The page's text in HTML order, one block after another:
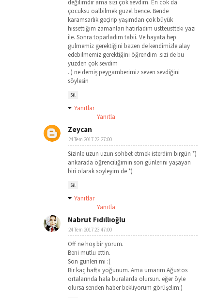
değilimdir ama sizi çok sevdim. En cok da
çocuksu oalbilmek guzel bence. Bende
karamsarlık geçirip yaşımdan çok büyük
hissettiğim zamanları hatırladım ustteüstteki yazı
ile. Sonra toparladım tabii. Ve hayata hep
gulmemiz gerektiğini bazen de kendimizle alay
edebilmemiz gerektiğini öğrendim .sizi de bu
yüzden çok sevdim
..) ne demiş peygamberimiz seven sevdiğini
söylesin
Sil
Yanıtlar
Yanıtla
Zeycan
24 Tem 2017 22:27:00
Sizinle uzun uzun sohbet etmek isterdim birgün *)
ankarada öğrenciliğimin son günlerini yaşayan
biri olarak soyleyim de *)
Sil
Yanıtlar
Yanıtla
Nabrut Fıdıllıoğlu
24 Tem 2017 23:47:00
Off ne hoş bir yorum.
Beni mutlu ettin.
Son günleri mi :(
Bir kaç hafta yoğunum. Ama umarım Ağustos
ortalarında hala buralarda olursun. eğer öyle
olursa senden haber bekliyorum görüşelim:)